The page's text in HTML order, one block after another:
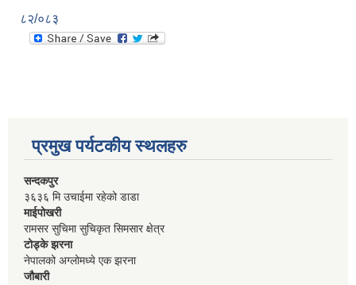
८२/०८३
प्रमुख पर्यटकीय स्थलहरु
सन्दकपुर
३६३६ मि उचाईमा रहेको डाडा
माईपोखरी
रामसर सुचिमा सुचिकृत सिमसार क्षेत्र
टोड्के झरना
नेपालको अग्लोमध्ये एक झरना
जौबारी